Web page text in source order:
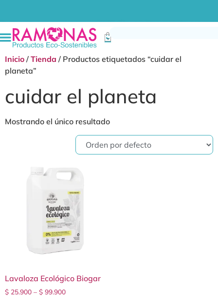
Inicio / Tienda / Productos etiquetados “cuidar el
planeta”
cuidar el planeta
Mostrando el único resultado
Lavaloza Ecológico Biogar
$ 25.900 – $ 99.900